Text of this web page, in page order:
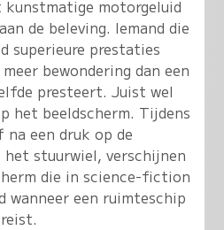
kunstmatige motorgeluid
de beleving. Iemand die
superieure prestaties
bewondering dan een
presteert. Juist wel
het beeldscherm. Tijdens
een druk op de
stuurwiel, verschijnen
die in science-fiction
wanneer een ruimteschip